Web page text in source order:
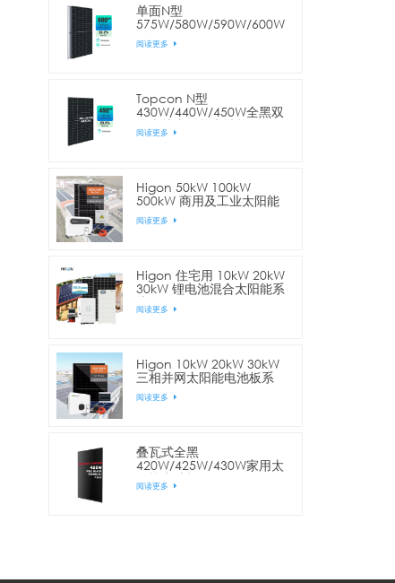
单面N型
575W/580W/590W/600W
144片电池半片太阳能电池
板
阅读更多
Topcon N型
430W/440W/450W全黑双
面半片太阳能电池板
阅读更多
Higon 50kW 100kW
500kW 商用及工业太阳能
电站
阅读更多
Higon 住宅用 10kW 20kW
30kW 锂电池混合太阳能系
统
阅读更多
Higon 10kW 20kW 30kW
三相并网太阳能电池板系
统，适用于商业用途
阅读更多
叠瓦式全黑
420W/425W/430W家用太
阳能电池板
阅读更多